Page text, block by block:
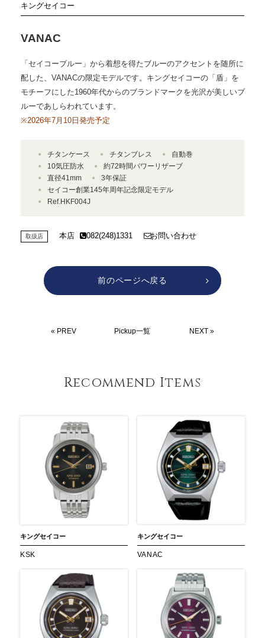
キングセイコー
VANAC
「セイコーブルー」から着想を得たブルーのアクセントを随所に
配した、VANACの限定モデルです。キングセイコーの「盾」を
モチーフにした1960年代からのブランドマークを光沢が美しいブ
ルーであしらわれています。
※2026年7月10日発売予定
チタンケース チタンブレス
自動巻
10気圧防水
約72時間パワーリザーブ
直径41mm
3年保証
セイコー創業145年周年記念限定モデル
Ref.HKF004J
取扱店 本店 082(248)1331 お問い合わせ
前のページへ戻る
« PREV Pickup一覧 NEXT »
Recommend Items
キングセイコー
KSK
キングセイコー
VANAC